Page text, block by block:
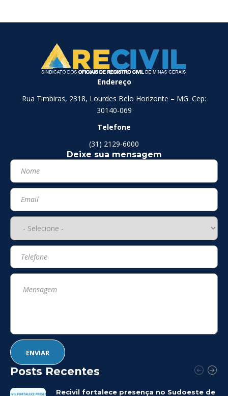
Endereço
Rua Timbiras, 2318, Lourdes Belo Horizonte – MG. Cep:
30140-069
Telefone
(31) 2129-6000
Deixe sua mensagem
Posts Recentes
Recivil fortalece presença no Sudoeste de